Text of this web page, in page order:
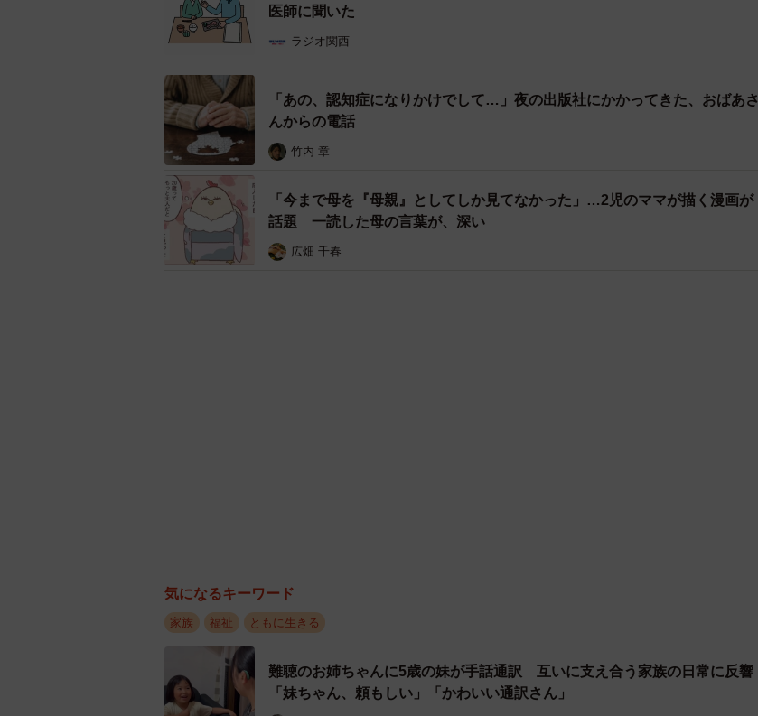
医師に聞いた
ラジオ関西
「あの、認知症になりかけでして…」夜の出版社にかかってきた、おばあさ
んからの電話
竹内 章
「今まで母を『母親』としてしか見てなかった」…2児のママが描く漫画が
話題 一読した母の言葉が、深い
広畑 千春
気になるキーワード
家族 福祉 ともに生きる
難聴のお姉ちゃんに5歳の妹が手話通訳 互いに支え合う家族の日常に反響
「妹ちゃん、頼もしい」「かわいい通訳さん」